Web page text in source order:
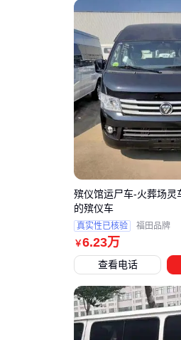
￥6.23万
殡仪馆运尸车-火葬场灵
的殡仪车
真实性已核验 福田品牌
查看电话